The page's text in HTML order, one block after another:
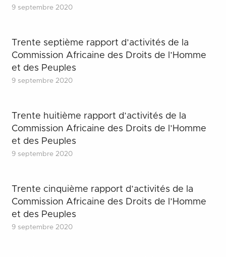
9 septembre 2020
Trente septième rapport d’activités de la
Commission Africaine des Droits de l’Homme
et des Peuples
9 septembre 2020
Trente huitième rapport d’activités de la
Commission Africaine des Droits de l’Homme
et des Peuples
9 septembre 2020
Trente cinquième rapport d’activités de la
Commission Africaine des Droits de l’Homme
et des Peuples
9 septembre 2020